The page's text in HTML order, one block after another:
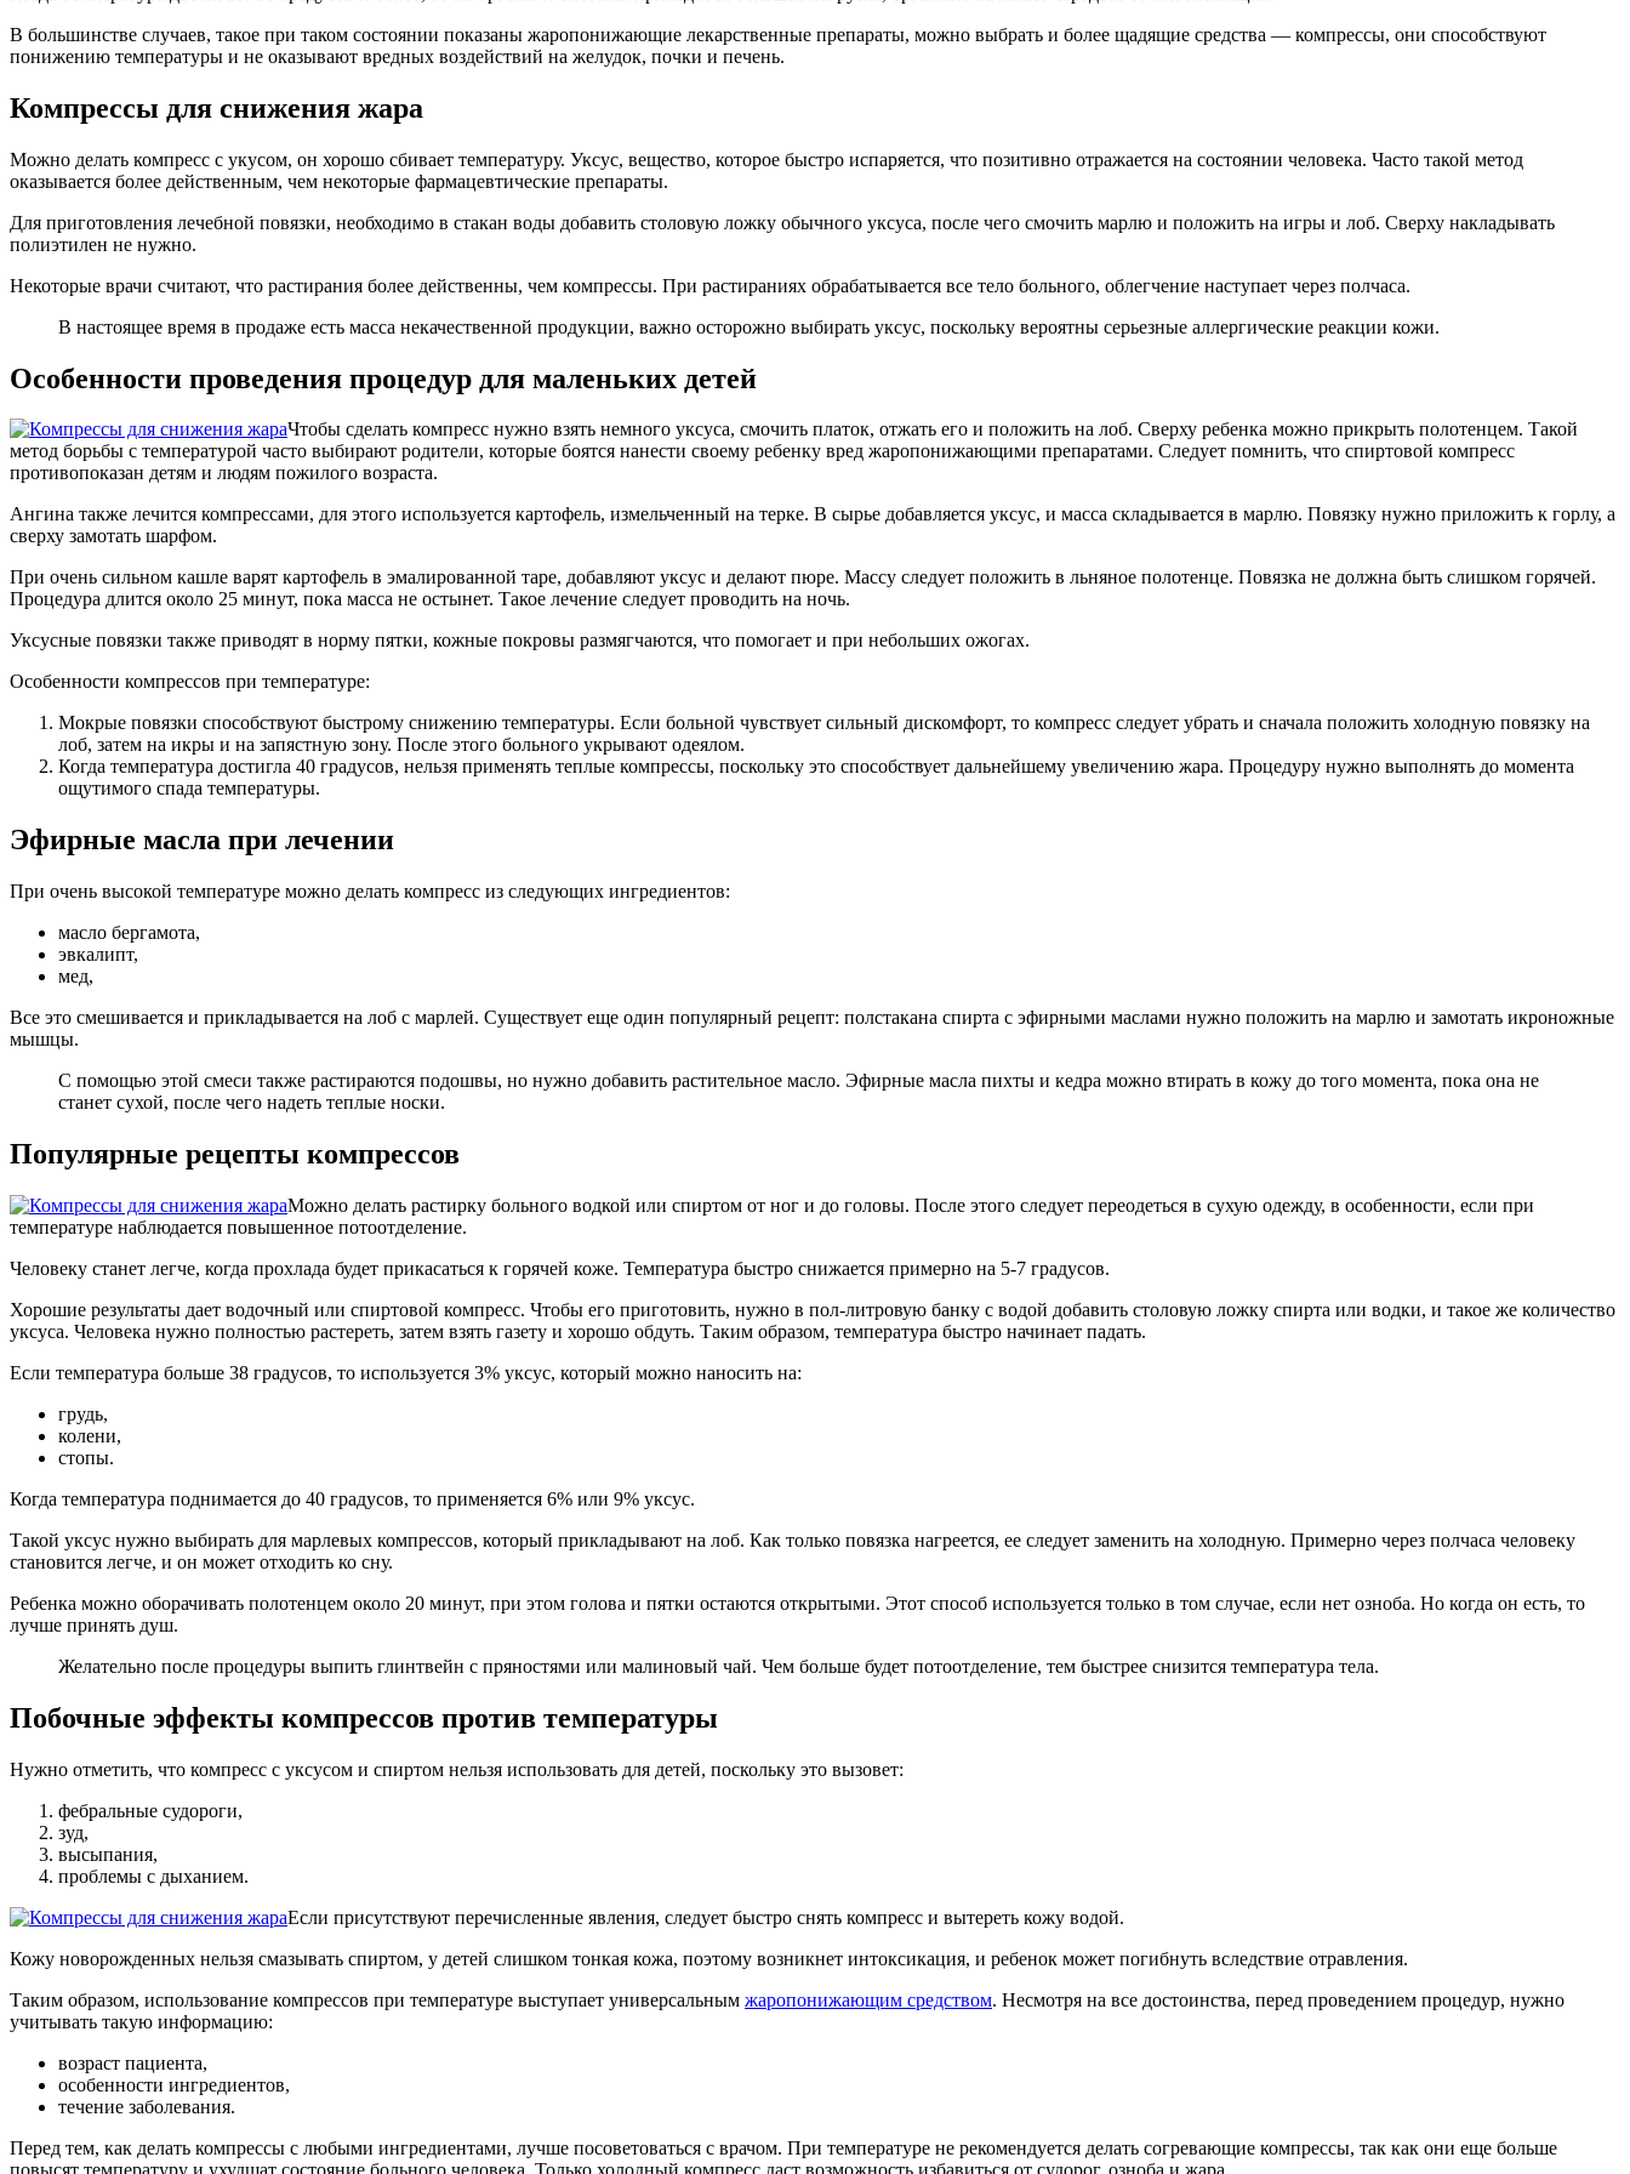
В большинстве случаев, такое при таком состоянии показаны жаропонижающие лекарственные препараты, можно выбрать и более щадящие средства — компрессы, они способствуют
понижению температуры и не оказывают вредных воздействий на желудок, почки и печень.
Компрессы для снижения жара
Можно делать компресс с укусом, он хорошо сбивает температуру. Уксус, вещество, которое быстро испаряется, что позитивно отражается на состоянии человека. Часто такой метод
оказывается более действенным, чем некоторые фармацевтические препараты.
Для приготовления лечебной повязки, необходимо в стакан воды добавить столовую ложку обычного уксуса, после чего смочить марлю и положить на игры и лоб. Сверху накладывать
полиэтилен не нужно.
Некоторые врачи считают, что растирания более действенны, чем компрессы. При растираниях обрабатывается все тело больного, облегчение наступает через полчаса.
В настоящее время в продаже есть масса некачественной продукции, важно осторожно выбирать уксус, поскольку вероятны серьезные аллергические реакции кожи.
Особенности проведения процедур для маленьких детей
Чтобы сделать компресс нужно взять немного уксуса, смочить платок, отжать его и положить на лоб. Сверху ребенка можно прикрыть полотенцем. Такой
метод борьбы с температурой часто выбирают родители, которые боятся нанести своему ребенку вред жаропонижающими препаратами. Следует помнить, что спиртовой компресс
противопоказан детям и людям пожилого возраста.
Ангина также лечится компрессами, для этого используется картофель, измельченный на терке. В сырье добавляется уксус, и масса складывается в марлю. Повязку нужно приложить к горлу, а
сверху замотать шарфом.
При очень сильном кашле варят картофель в эмалированной таре, добавляют уксус и делают пюре. Массу следует положить в льняное полотенце. Повязка не должна быть слишком горячей.
Процедура длится около 25 минут, пока масса не остынет. Такое лечение следует проводить на ночь.
Уксусные повязки также приводят в норму пятки, кожные покровы размягчаются, что помогает и при небольших ожогах.
Особенности компрессов при температуре:
Мокрые повязки способствуют быстрому снижению температуры. Если больной чувствует сильный дискомфорт, то компресс следует убрать и сначала положить холодную повязку на
лоб, затем на икры и на запястную зону. После этого больного укрывают одеялом.
Когда температура достигла 40 градусов, нельзя применять теплые компрессы, поскольку это способствует дальнейшему увеличению жара. Процедуру нужно выполнять до момента
ощутимого спада температуры.
Эфирные масла при лечении
При очень высокой температуре можно делать компресс из следующих ингредиентов:
масло бергамота,
эвкалипт,
мед,
Все это смешивается и прикладывается на лоб с марлей. Существует еще один популярный рецепт: полстакана спирта с эфирными маслами нужно положить на марлю и замотать икроножные
мышцы.
С помощью этой смеси также растираются подошвы, но нужно добавить растительное масло. Эфирные масла пихты и кедра можно втирать в кожу до того момента, пока она не
станет сухой, после чего надеть теплые носки.
Популярные рецепты компрессов
Можно делать растирку больного водкой или спиртом от ног и до головы. После этого следует переодеться в сухую одежду, в особенности, если при
температуре наблюдается повышенное потоотделение.
Человеку станет легче, когда прохлада будет прикасаться к горячей коже. Температура быстро снижается примерно на 5-7 градусов.
Хорошие результаты дает водочный или спиртовой компресс. Чтобы его приготовить, нужно в пол-литровую банку с водой добавить столовую ложку спирта или водки, и такое же количество
уксуса. Человека нужно полностью растереть, затем взять газету и хорошо обдуть. Таким образом, температура быстро начинает падать.
Если температура больше 38 градусов, то используется 3% уксус, который можно наносить на:
грудь,
колени,
стопы.
Когда температура поднимается до 40 градусов, то применяется 6% или 9% уксус.
Такой уксус нужно выбирать для марлевых компрессов, который прикладывают на лоб. Как только повязка нагреется, ее следует заменить на холодную. Примерно через полчаса человеку
становится легче, и он может отходить ко сну.
Ребенка можно оборачивать полотенцем около 20 минут, при этом голова и пятки остаются открытыми. Этот способ используется только в том случае, если нет озноба. Но когда он есть, то
лучше принять душ.
Желательно после процедуры выпить глинтвейн с пряностями или малиновый чай. Чем больше будет потоотделение, тем быстрее снизится температура тела.
Побочные эффекты компрессов против температуры
Нужно отметить, что компресс с уксусом и спиртом нельзя использовать для детей, поскольку это вызовет:
фебральные судороги,
зуд,
высыпания,
проблемы с дыханием.
Если присутствуют перечисленные явления, следует быстро снять компресс и вытереть кожу водой.
Кожу новорожденных нельзя смазывать спиртом, у детей слишком тонкая кожа, поэтому возникнет интоксикация, и ребенок может погибнуть вследствие отравления.
Таким образом, использование компрессов при температуре выступает универсальным жаропонижающим средством. Несмотря на все достоинства, перед проведением процедур, нужно
учитывать такую информацию:
возраст пациента,
особенности ингредиентов,
течение заболевания.
Перед тем, как делать компрессы с любыми ингредиентами, лучше посоветоваться с врачом. При температуре не рекомендуется делать согревающие компрессы, так как они еще больше
повысят температуру и ухудшат состояние больного человека. Только холодный компресс даст возможность избавиться от судорог, озноба и жара.